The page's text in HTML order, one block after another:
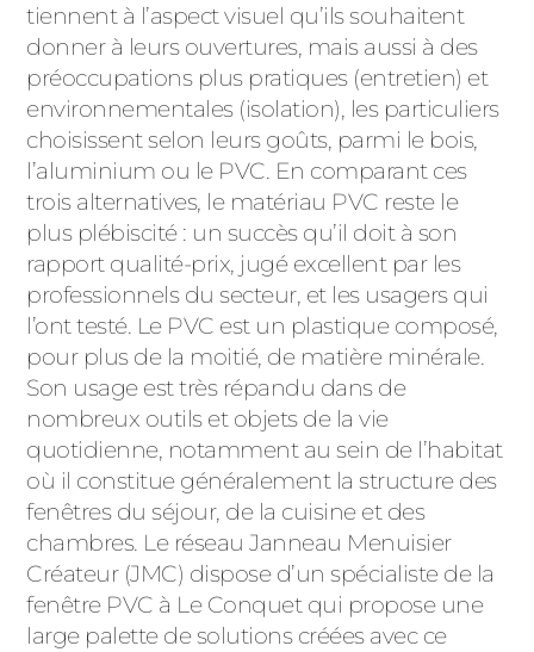
tiennent à l’aspect visuel qu’ils souhaitent
donner à leurs ouvertures, mais aussi à des
préoccupations plus pratiques (entretien) et
environnementales (isolation), les particuliers
choisissent selon leurs goûts, parmi le bois,
l’aluminium ou le PVC. En comparant ces
trois alternatives, le matériau PVC reste le
plus plébiscité : un succès qu’il doit à son
rapport qualité-prix, jugé excellent par les
professionnels du secteur, et les usagers qui
l’ont testé. Le PVC est un plastique composé,
pour plus de la moitié, de matière minérale.
Son usage est très répandu dans de
nombreux outils et objets de la vie
quotidienne, notamment au sein de l’habitat
où il constitue généralement la structure des
fenêtres du séjour, de la cuisine et des
chambres. Le réseau Janneau Menuisier
Créateur (JMC) dispose d’un spécialiste de la
fenêtre PVC à Le Conquet qui propose une
large palette de solutions créées avec ce
ACIER